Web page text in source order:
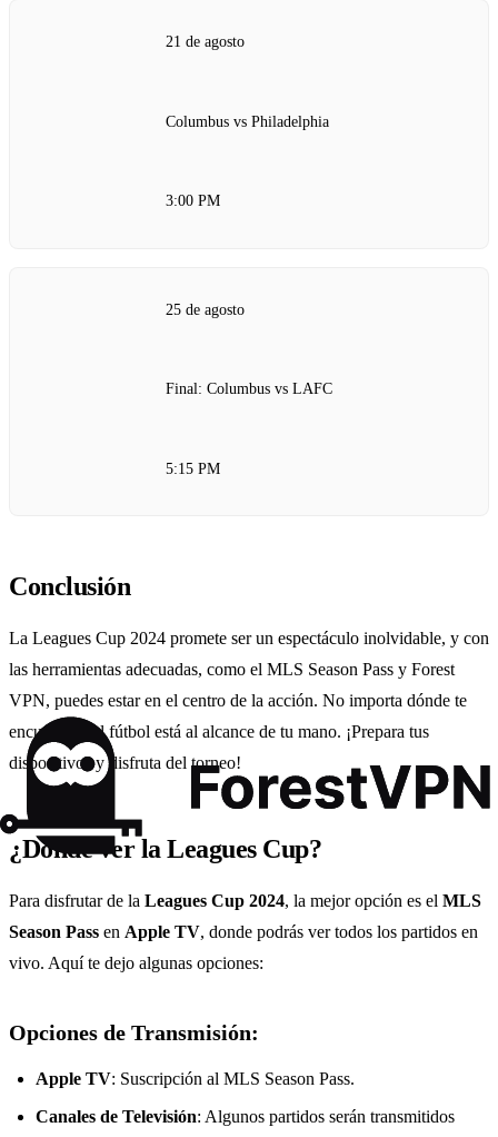
21 de agosto
Columbus vs Philadelphia
3:00 PM
25 de agosto
Final: Columbus vs LAFC
5:15 PM
Conclusión
La Leagues Cup 2024 promete ser un espectáculo inolvidable, y con
las herramientas adecuadas, como el MLS Season Pass y Forest
VPN, puedes estar en el centro de la acción. No importa dónde te
encuentres, el fútbol está al alcance de tu mano. ¡Prepara tus
dispositivos y disfruta del torneo!
¿Dónde ver la Leagues Cup?
Para disfrutar de la Leagues Cup 2024, la mejor opción es el MLS
Season Pass en Apple TV, donde podrás ver todos los partidos en
vivo. Aquí te dejo algunas opciones:
Opciones de Transmisión:
Apple TV: Suscripción al MLS Season Pass.
Canales de Televisión: Algunos partidos serán transmitidos